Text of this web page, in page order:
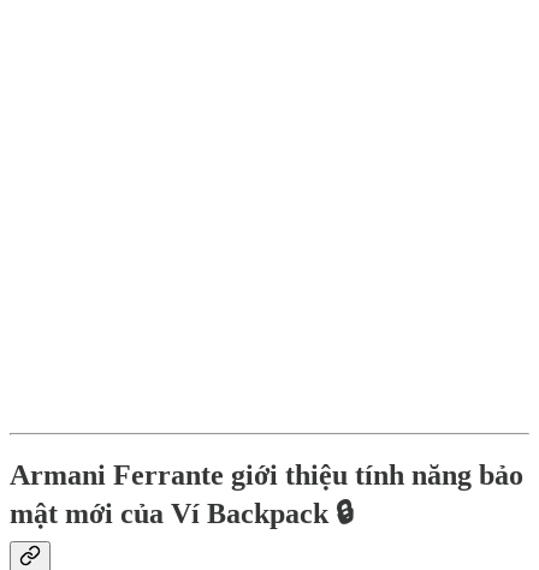
Armani Ferrante giới thiệu tính năng bảo
mật mới của Ví Backpack 🔒